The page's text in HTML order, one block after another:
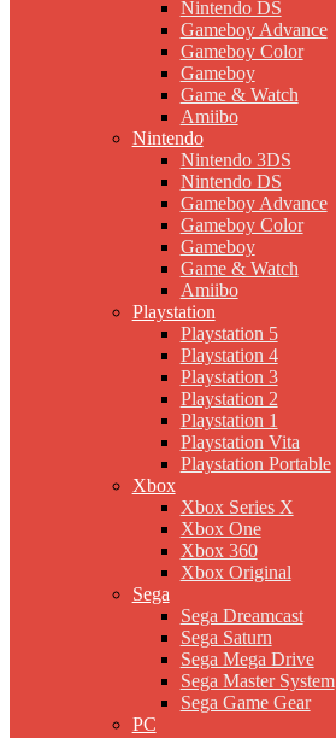
Nintendo DS
Gameboy Advance
Gameboy Color
Gameboy
Game & Watch
Amiibo
Nintendo
Nintendo 3DS
Nintendo DS
Gameboy Advance
Gameboy Color
Gameboy
Game & Watch
Amiibo
Playstation
Playstation 5
Playstation 4
Playstation 3
Playstation 2
Playstation 1
Playstation Vita
Playstation Portable
Xbox
Xbox Series X
Xbox One
Xbox 360
Xbox Original
Sega
Sega Dreamcast
Sega Saturn
Sega Mega Drive
Sega Master System
Sega Game Gear
PC